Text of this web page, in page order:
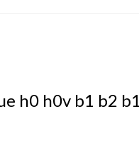
h0 h0v b1 b2